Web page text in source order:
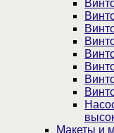
Макеты и